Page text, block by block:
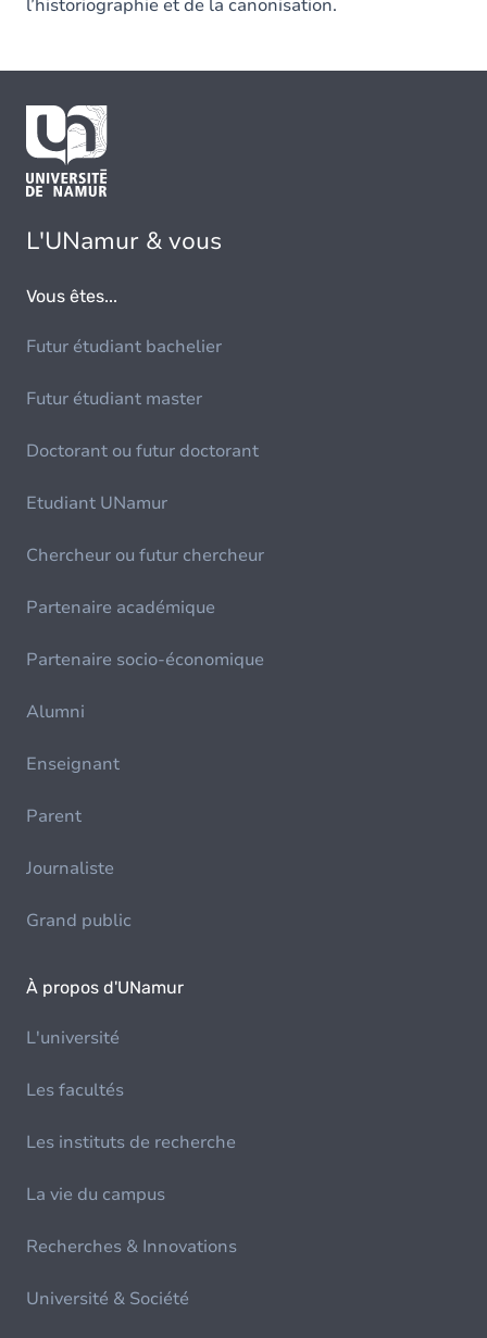
l’historiographie et de la canonisation.
L'UNamur & vous
Vous êtes...
Futur étudiant bachelier
Futur étudiant master
Doctorant ou futur doctorant
Etudiant UNamur
Chercheur ou futur chercheur
Partenaire académique
Partenaire socio-économique
Alumni
Enseignant
Parent
Journaliste
Grand public
À propos d'UNamur
L'université
Les facultés
Les instituts de recherche
La vie du campus
Recherches & Innovations
Université & Société